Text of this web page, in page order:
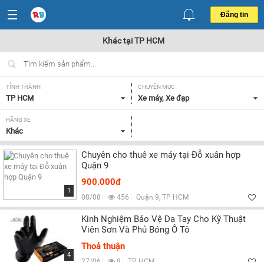
Đăng tin
Khác tại TP HCM
TỈNH THÀNH
TP HCM
CHUYÊN MỤC
Xe máy, Xe đạp
HÃNG XE
Khác
1
Chuyên cho thuê xe máy tại Đỗ xuân hợp
Quận 9
900.000đ
08/08 456 Quận 9, TP HCM
4
Kinh Nghiệm Bảo Vệ Da Tay Cho Kỹ Thuật
Viên Sơn Và Phủ Bóng Ô Tô
Thoả thuận